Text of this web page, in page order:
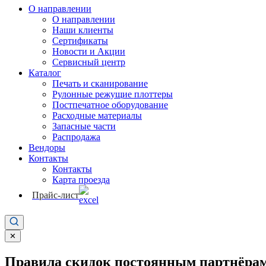
О направлении
О направлении
Наши клиенты
Сертификаты
Новости и Акции
Сервисный центр
Каталог
Печать и сканирование
Рулонные режущие плоттеры
Постпечатное оборудование
Расходные материалы
Запасные части
Распродажа
Вендоры
Контакты
Контакты
Карта проезда
Прайс-лист
✕
Правила скидок постоянным